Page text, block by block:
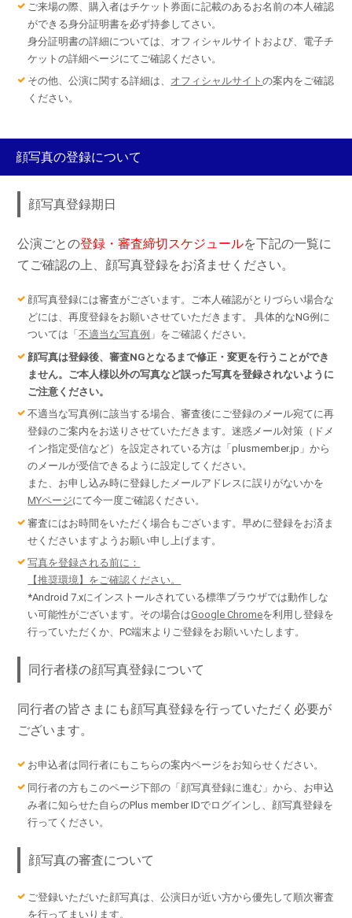
ご来場の際、購入者はチケット券面に記載のあるお名前の本人確認
ができる身分証明書を必ず持参してさい。
身分証明書の詳細については、オフィシャルサイトおよび、電子チ
ケットの詳細ページにてご確認ください。
その他、公演に関する詳細は、 オフィシャルサイトの案内をご確認
ください。
顔写真の登録について
顔写真登録期日
公演ごとの登録・審査締切スケジュールを下記の一覧に
てご確認の上、顔写真登録をお済ませください。
顔写真登録には審査がございます。ご本人確認がとりづらい場合な
どには、再度登録をお願いさせていただきます。 具体的なNG例に
ついては「不適当な写真例 」をご確認ください。
顔写真は登録後、審査NGとなるまで修正・変更を行うことができ
ません。ご本人様以外の写真など誤った写真を登録されないように
ご注意ください。
不適当な写真例に該当する場合、審査後にご登録のメール宛てに再
登録のご案内をお送りさせていただきます。迷惑メール対策（ドメ
イン指定受信など）を設定されている方は「plusmember.jp」から
のメールが受信できるように設定してください。
また、お申し込み時に登録したメールアドレスに誤りがないかを
MYページにて今一度ご確認ください。
審査にはお時間をいただく場合もございます。早めに登録をお済ま
せくださいますようお願い申し上げます。
写真を登録される前に：
【推奨環境】をご確認ください。
*Android 7.xにインストールされている標準ブラウザでは動作しな
い可能性がございます。その場合はGoogle Chromeを利用し登録を
行っていただくか、PC端末よりご登録をお願いいたします。
同行者様の顔写真登録について
同行者の皆さまにも顔写真登録を行っていただく必要が
ございます。
お申込者は同行者にもこちらの案内ページをお知らせください。
同行者の方もこのページ下部の「顔写真登録に進む」から、お申込
み者に知らせた自らのPlus member IDでログインし、顔写真登録を
行ってください。
顔写真の審査について
ご登録いただいた顔写真は、公演日が近い方から優先して順次審査
を行ってまいります。